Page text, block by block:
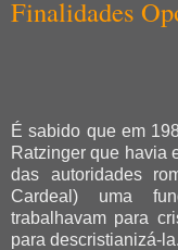
Finalidades
É sabido que em
Ratzinger que havia
das autoridades
Cardeal) uma
trabalhavam para
para descristianizá-la.